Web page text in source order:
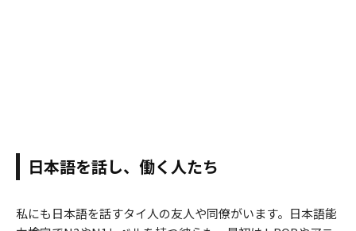
日本語を話し、働く人たち
私にも日本語を話すタイ人の友人や同僚がいます。日本語能